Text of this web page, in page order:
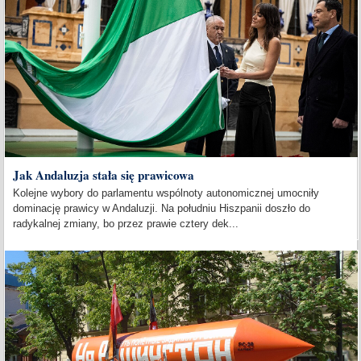
Jak Andaluzja stała się prawicowa
Kolejne wybory do parlamentu wspólnoty autonomicznej umocniły
dominację prawicy w Andaluzji. Na południu Hiszpanii doszło do
radykalnej zmiany, bo przez prawie cztery dek...